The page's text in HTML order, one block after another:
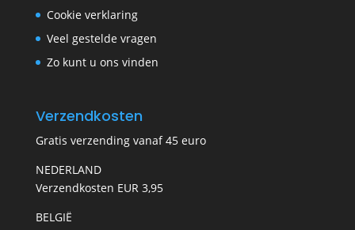
Cookie verklaring
Veel gestelde vragen
Zo kunt u ons vinden
Verzendkosten
Gratis verzending vanaf 45 euro
NEDERLAND
Verzendkosten EUR 3,95
BELGIË